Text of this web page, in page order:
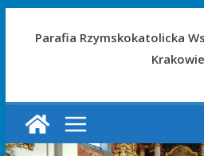
Parafia Rzymskokatolicka
Krakowie